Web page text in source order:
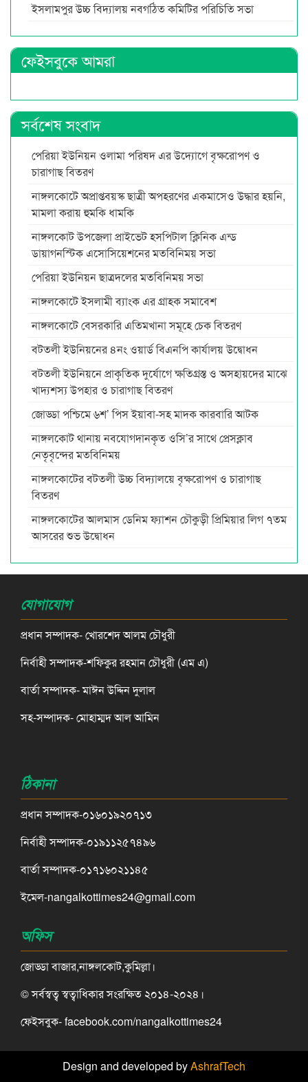
ইসলামপুর উচ্চ বিদ্যালয় নবগঠিত কমিটির পরিচিতি সভা
ফেইসবুকে আমরা
সর্বশেষ সংবাদ
পেরিয়া ইউনিয়ন ওলামা পরিষদ এর উদ্যোগে বৃক্ষরোপণ ও
চারাগাছ বিতরণ
নাঙ্গলকোটে অপ্রাপ্তবয়স্ক ছাত্রী অপহরণের একমাসেও উদ্ধার হয়নি,
মামলা করায় হুমকি ধামকি
নাঙ্গলকোট উপজেলা প্রাইভেট হসপিটাল ক্লিনিক এন্ড
ডায়াগনস্টিক এসোসিয়েশনের মতবিনিময় সভা
পেরিয়া ইউনিয়ন ছাত্রদলের মতবিনিময় সভা
নাঙ্গলকোটে ইসলামী ব্যাংক এর গ্রাহক সমাবেশ
নাঙ্গলকোটে বেসরকারি এতিমখানা সমূহে চেক বিতরণ
বটতলী ইউনিয়নের ৪নং ওয়ার্ড বিএনপি কার্যালয় উদ্বোধন
বটতলী ইউনিয়নে প্রাকৃতিক দুর্যোগে ক্ষতিগ্রস্ত ও অসহায়দের মাঝে
খাদ্যশস্য উপহার ও চারাগাছ বিতরণ
জোড্ডা পশ্চিমে ৬শ’ পিস ইয়াবা-সহ মাদক কারবারি আটক
নাঙ্গলকোট থানায় নবযোগদানকৃত ওসি’র সাথে প্রেসক্লাব
নেতৃবৃন্দের মতবিনিময়
নাঙ্গলকোটের বটতলী উচ্চ বিদ্যালয়ে বৃক্ষরোপণ ও চারাগাছ
বিতরণ
নাঙ্গলকোটের আলমাস ডেনিম ফ্যাশন চৌকুড়ী প্রিমিয়ার লিগ ৭তম
আসরের শুভ উদ্বোধন
যোগাযোগ
প্রধান সম্পাদক- খোরশেদ আলম চৌধুরী
নির্বাহী সম্পাদক-শফিকুর রহমান চৌধুরী (এম এ)
বার্তা সম্পাদক- মাঈন উদ্দিন দুলাল
সহ-সম্পাদক- মোহাম্মদ আল আমিন
ঠিকানা
প্রধান সম্পাদক-০১৬০১৯২০৭১৩
নির্বাহী সম্পাদক-০১৯১১২৫৭৪৯৬
বার্তা সম্পাদক-০১৭১৬০২১১৪৫
ইমেল-nangalkottimes24@gmail.com
অফিস
জোড্ডা বাজার,নাঙ্গলকোট,কুমিল্লা।
© সর্বস্বত্ব স্বত্বাধিকার সংরক্ষিত ২০১৪-২০২৪।
ফেইসবুক- facebook.com/nangalkottimes24
Design and developed byAshrafTech